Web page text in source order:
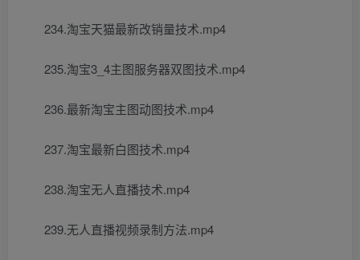
234.淘宝天猫最新改销量技术.mp4
235.淘宝3_4主图服务器双图技术.mp4
236.最新淘宝主图动图技术.mp4
237.淘宝最新白图技术.mp4
238.淘宝无人直播技术.mp4
239.无人直播视频录制方法.mp4